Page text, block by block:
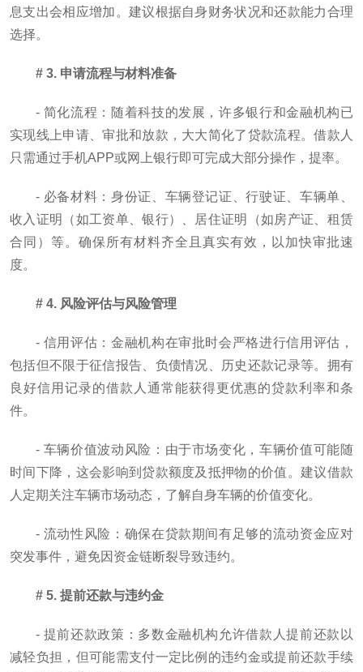
息支出会相应增加。建议根据自身财务状况和还款能力合理
选择。
# 3. 申请流程与材料准备
- 简化流程：随着科技的发展，许多银行和金融机构已
实现线上申请、审批和放款，大大简化了贷款流程。借款人
只需通过手机APP或网上银行即可完成大部分操作，提率。
- 必备材料：身份证、车辆登记证、行驶证、车辆单、
收入证明（如工资单、银行）、居住证明（如房产证、租赁
合同）等。确保所有材料齐全且真实有效，以加快审批速
度。
# 4. 风险评估与风险管理
- 信用评估：金融机构在审批时会严格进行信用评估，
包括但不限于征信报告、负债情况、历史还款记录等。拥有
良好信用记录的借款人通常能获得更优惠的贷款利率和条
件。
- 车辆价值波动风险：由于市场变化，车辆价值可能随
时间下降，这会影响到贷款额度及抵押物的价值。建议借款
人定期关注车辆市场动态，了解自身车辆的价值变化。
- 流动性风险：确保在贷款期间有足够的流动资金应对
突发事件，避免因资金链断裂导致违约。
# 5. 提前还款与违约金
- 提前还款政策：多数金融机构允许借款人提前还款以
减轻负担，但可能需支付一定比例的违约金或提前还款手续